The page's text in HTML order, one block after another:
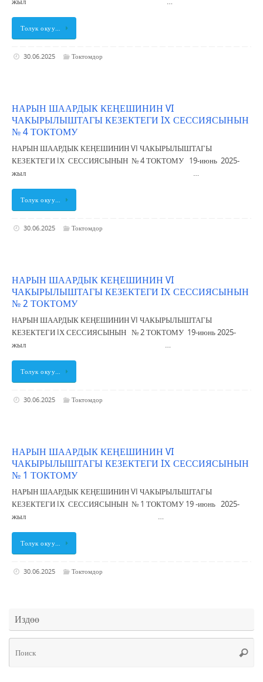
Толук окуу…
30.06.2025 Токтомдор
НАРЫН ШААРДЫК КЕҢЕШИНИН VI
ЧАКЫРЫЛЫШТАГЫ КЕЗЕКТЕГИ IХ СЕССИЯСЫНЫН
№ 4 ТОКТОМУ
НАРЫН ШААРДЫК КЕҢЕШИНИН VI ЧАКЫРЫЛЫШТАГЫ
КЕЗЕКТЕГИ IХ СЕССИЯСЫНЫН № 4 ТОКТОМУ 19-июнь 2025-
жыл …
Толук окуу…
30.06.2025 Токтомдор
НАРЫН ШААРДЫК КЕҢЕШИНИН VI
ЧАКЫРЫЛЫШТАГЫ КЕЗЕКТЕГИ IХ СЕССИЯСЫНЫН
№ 2 ТОКТОМУ
НАРЫН ШААРДЫК КЕҢЕШИНИН VI ЧАКЫРЫЛЫШТАГЫ
КЕЗЕКТЕГИ IХ СЕССИЯСЫНЫН № 2 ТОКТОМУ 19-июнь 2025-
жыл …
Толук окуу…
30.06.2025 Токтомдор
НАРЫН ШААРДЫК КЕҢЕШИНИН VI
ЧАКЫРЫЛЫШТАГЫ КЕЗЕКТЕГИ IХ СЕССИЯСЫНЫН
№ 1 ТОКТОМУ
НАРЫН ШААРДЫК КЕҢЕШИНИН VI ЧАКЫРЫЛЫШТАГЫ
КЕЗЕКТЕГИ IХ СЕССИЯСЫНЫН № 1 ТОКТОМУ 19 -июнь 2025-
жыл …
Толук окуу…
30.06.2025 Токтомдор
Издөө
Поиск